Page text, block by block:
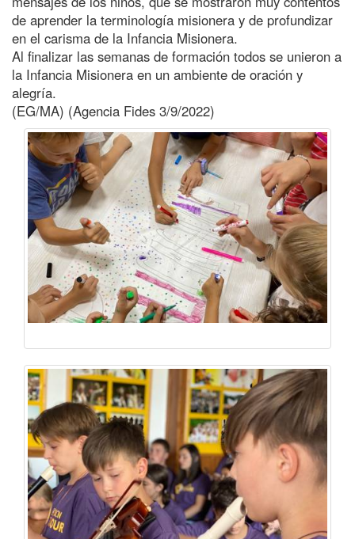
de aprender la terminología misionera y de profundizar
en el carisma de la Infancia Misionera.
Al finalizar las semanas de formación todos se unieron a
la Infancia Misionera en un ambiente de oración y
alegría.
(EG/MA) (Agencia Fides 3/9/2022)